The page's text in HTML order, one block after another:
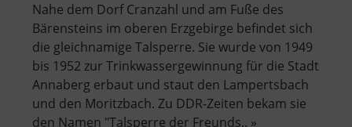
Nahe dem Dorf Cranzahl und am Fuße des
Bärensteins im oberen Erzgebirge befindet sich
die gleichnamige Talsperre. Sie wurde von 1949
bis 1952 zur Trinkwassergewinnung für die Stadt
Annaberg erbaut und staut den Lampertsbach
und den Moritzbach. Zu DDR-Zeiten bekam sie
den Namen "Talsperre der Freunds.. »